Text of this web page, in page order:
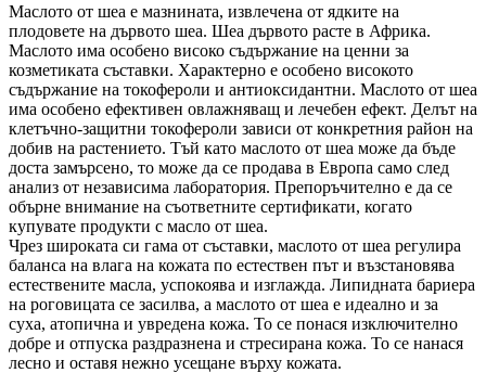
Маслото от шеа е мазнината, извлечена от ядките на
плодовете на дървото шеа. Шеа дървото расте в Африка.
Маслото има особено високо съдържание на ценни за
козметиката съставки. Характерно е особено високото
съдържание на токофероли и антиоксидантни. Маслото от шеа
има особено ефективен овлажняващ и лечебен ефект. Делът на
клетъчно-защитни токофероли зависи от конкретния район на
добив на растението. Тъй като маслото от шеа може да бъде
доста замърсено, то може да се продава в Европа само след
анализ от независима лаборатория. Препоръчително е да се
обърне внимание на съответните сертификати, когато
купувате продукти с масло от шеа.
Чрез широката си гама от съставки, маслото от шеа регулира
баланса на влага на кожата по естествен път и възстановява
естествените масла, успокоява и изглажда. Липидната бариера
на роговицата се засилва, а маслото от шеа е идеално и за
суха, атопична и увредена кожа. То се понася изключително
добре и отпуска раздразнена и стресирана кожа. То се нанася
лесно и оставя нежно усещане върху кожата.